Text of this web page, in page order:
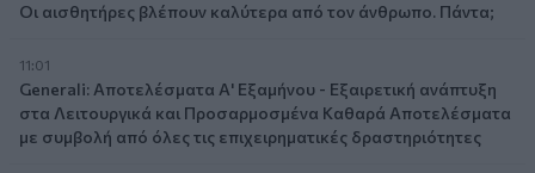
Οι αισθητήρες βλέπουν καλύτερα από τον άνθρωπο. Πάντα;
11:01
Generali: Αποτελέσματα Α' Εξαμήνου - Εξαιρετική ανάπτυξη
στα Λειτουργικά και Προσαρμοσμένα Καθαρά Αποτελέσματα
με συμβολή από όλες τις επιχειρηματικές δραστηριότητες